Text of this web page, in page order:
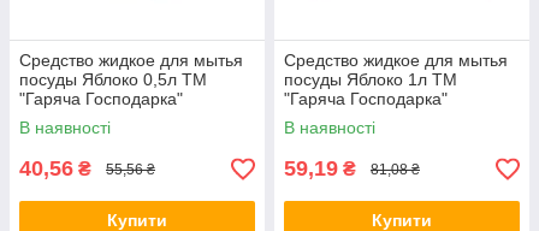
Средство жидкое для мытья
посуды Яблоко 0,5л ТМ
"Гаряча Господарка"
В наявності
40,56 ₴ 55,56 ₴
Купити
Средство жидкое для мытья
посуды Яблоко 1л ТМ
"Гаряча Господарка"
В наявності
59,19 ₴ 81,08 ₴
Купити